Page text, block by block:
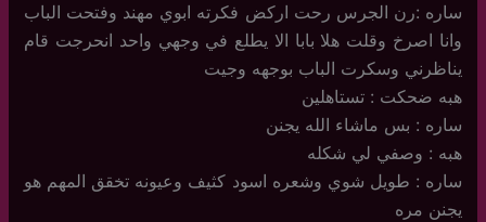
ساره :رن الجرس رحت اركض فكرته ابوي مهند وفتحت الباب
وانا اصرخ وقلت هلا بابا الا يطلع في وجهي واحد انحرجت قام
يناظرني وسكرت الباب بوجهه وجيت
هبه ضحكت : تستاهلين
ساره : بس ماشاء الله يجنن
هبه : وصفي لي شكله
ساره : طويل شوي وشعره اسود كثيف وعيونه تخقق المهم هو
يجنن مره